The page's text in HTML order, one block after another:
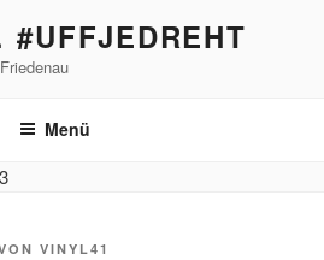
Menü
VINYL41